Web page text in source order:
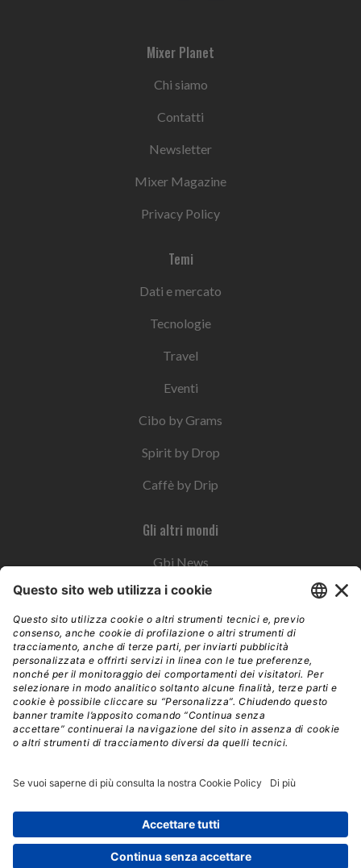
Mixer Planet
Chi siamo
Contatti
Newsletter
Mixer Magazine
Privacy Policy
Temi
Dati e mercato
Tecnologie
Travel
Eventi
Cibo by Grams
Spirit by Drop
Caffè by Drip
Gli altri mondi
Gbi News
Instoremag
Esplora il gruppo
Edra Edizioni
Edizioni LSWR
LSWR Group
Mixer è un prodotto del network Edra Edizioni. Direzione, amministrazione,
redazione, pubblicità | © Copyright 2026 – Tutti i diritti riservati | Partita IVA e C.F.
14392510963